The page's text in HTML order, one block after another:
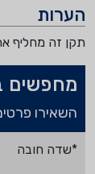
הערות
תקן זה מחליף את ת"י 1083 חלק
מחפשים
השאירו
*שדה חובה